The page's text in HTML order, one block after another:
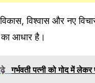
विश्वास और नए
का आधार है।
गर्भवती पत्नी को गोद में